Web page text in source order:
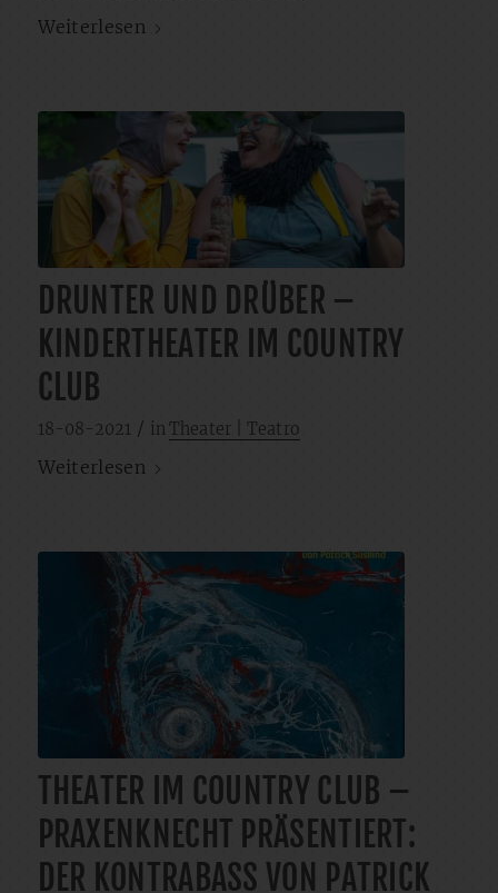
Weiterlesen
DRUNTER UND DRÜBER –
KINDERTHEATER IM COUNTRY
CLUB
18-08-2021 / in Theater | Teatro
Weiterlesen
THEATER IM COUNTRY CLUB –
PRAXENKNECHT PRÄSENTIERT:
DER KONTRABASS VON PATRICK